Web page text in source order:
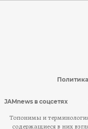
JAMnews в соцсетях
Топонимы и
содержащиеся в них